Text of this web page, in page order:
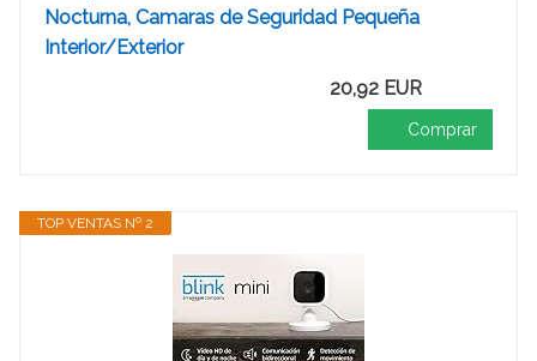
Nocturna, Camaras de Seguridad Pequeña
Interior/Exterior
20,92 EUR
Comprar
TOP VENTAS Nº 2